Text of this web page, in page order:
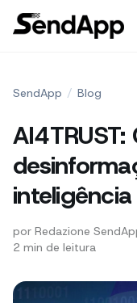
SendApp / Blog
por Redazione
2 min de leitura